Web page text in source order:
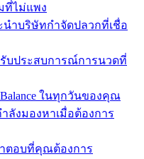
ที่ไม่แพง
ำบริษัทกำจัดปลวกที่เชื่อ
หรับประสบการณ์การนวดที่
ในทุกวันของคุณ
งมองหาเมื่อต้องการ
ตอบที่คุณต้องการ